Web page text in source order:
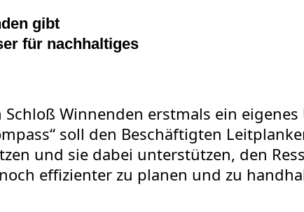
gibt
für nachhaltiges
Winnenden erstmals ein
soll den Beschäftigten
und sie dabei unterstützen, den
effizienter zu planen und zu